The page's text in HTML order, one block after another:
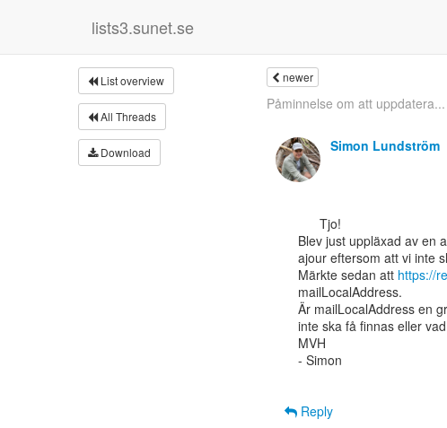
lists3.sunet.se
List overview
All Threads
Download
newer
Påminnelse om att uppdatera...
Simon Lundström
Blev just uppläxad av en
ajour eftersom att vi inte
Märkte sedan att https://
mailLocalAddress.
Är mailLocalAddress en
inte ska få finnas eller
MVH
- Simon
Reply